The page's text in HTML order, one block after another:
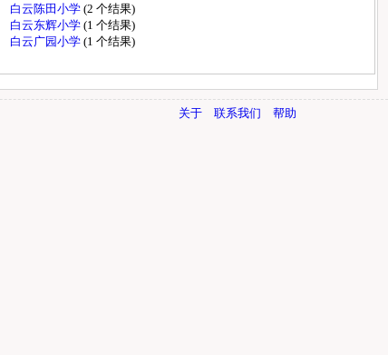
白云陈田小学(2 个结果)
白云东辉小学(1 个结果)
白云广园小学(1 个结果)
关于 联系我们 帮助